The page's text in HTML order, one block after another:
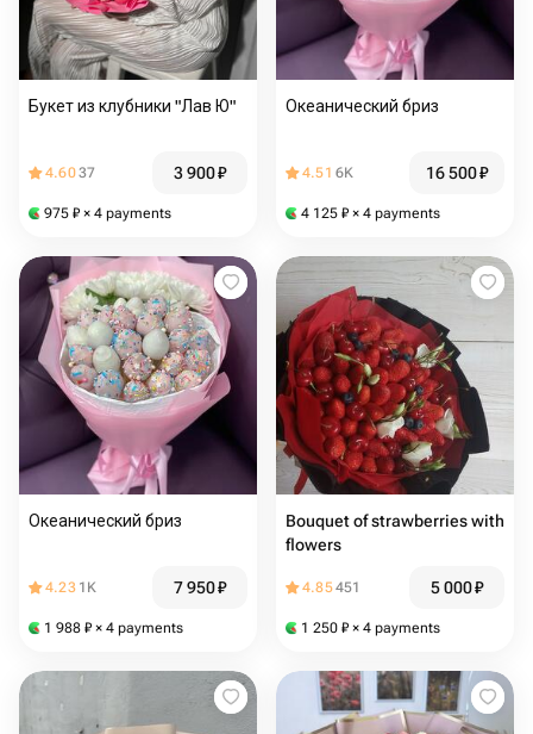
Букет из клубники "Лав Ю"
4.6037 3 900₽
975 ₽ × 4 payments
Океанический бриз
4.51 6K 16 500₽
4 125 ₽ × 4 payments
Океанический бриз
4.23 1K 7 950₽
1 988 ₽ × 4 payments
Bouquet of strawberries with
flowers
4.85451 5 000₽
1 250 ₽ × 4 payments